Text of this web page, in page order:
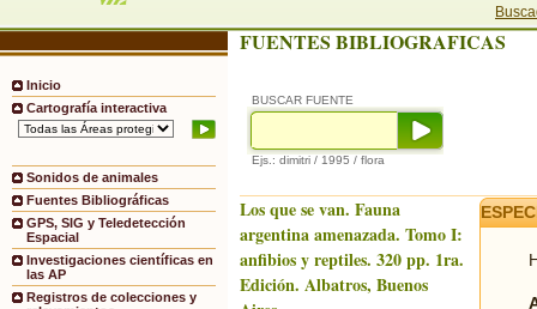
Inicio
Cartografía interactiva
Sonidos de animales
Fuentes Bibliográficas
GPS, SIG y Teledetección
Espacial
Investigaciones científicas en
las AP
Registros de colecciones y
FUENTES BIBLIOGRAFICAS
BUSCAR FUENTE
Ejs.: dimitri / 1995 / flora
Los que se van. Fauna
argentina amenazada. Tomo I:
anfibios y reptiles. 320 pp. 1ra.
Edición. Albatros, Buenos